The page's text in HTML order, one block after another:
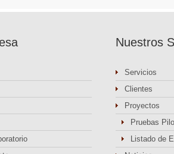
Nuestros
Servicios
Clientes
Proyectos
Pruebas
Listado de